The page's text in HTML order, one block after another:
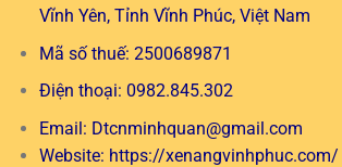
Vĩnh Yên, Tỉnh Vĩnh Phúc, Việt Nam
Mã số thuế: 2500689871
Điện thoại: 0982.845.302
Email: Dtcnminhquan@gmail.com
Website: https://xenangvinhphuc.com/